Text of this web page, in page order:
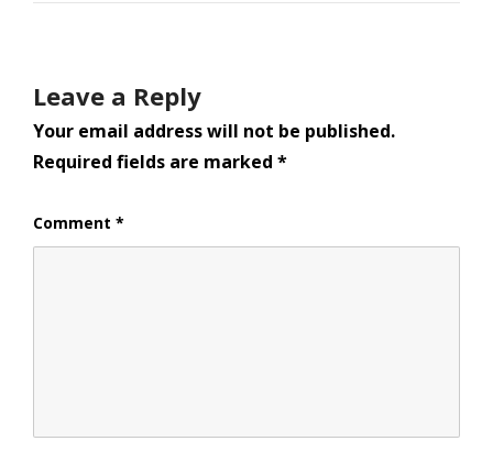
Leave a Reply
Your email address will not be published.
Required fields are marked *
Comment *